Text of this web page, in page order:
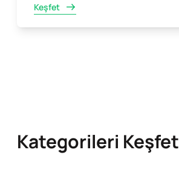
Keşfet
Kategorileri Keşfet